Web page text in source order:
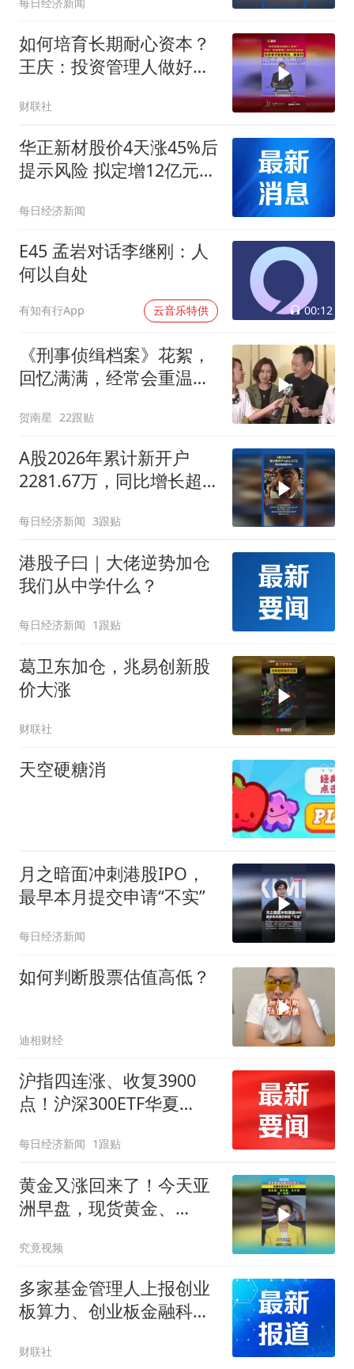
如何培育长期耐心资本？
王庆：投资管理人做好产
住、赚复利
财联社
华正新材股价4天涨45%后
提示风险 拟定增12亿元加
每日经济新闻
E45 孟岩对话李继刚：人
何以自处
有知有行App 云音乐特供 00:12
《刑事侦缉档案》花絮，
回忆满满，经常会重温的
贺南星 22跟贴
A股2026年累计新开户
2281.67万，同比增长超
每日经济新闻 3跟贴
港股子曰｜大佬逆势加仓
我们从中学什么？
每日经济新闻 1跟贴
葛卫东加仓，兆易创新股
价大涨
财联社
天空硬糖消
月之暗面冲刺港股IPO，
最早本月提交申请“不实”
每日经济新闻
如何判断股票估值高低？
迪相财经
沪指四连涨、收复3900
点！沪深300ETF华夏
机构：8月是下半年最好
的配置窗口
每日经济新闻 1跟贴
黄金又涨回来了！今天亚
洲早盘，现货黄金、
4300美元！
究竟视频
多家基金管理人上报创业
板算力、创业板金融科技
财联社